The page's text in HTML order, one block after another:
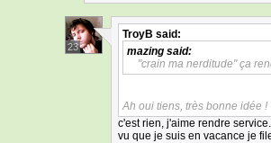
23
TroyB said:
mazing said:
"crain ma nerditude" ça
Ah oui tiens, très bonne idée !
c'est rien, j'aime rendre service.
vu que je suis en vacance je